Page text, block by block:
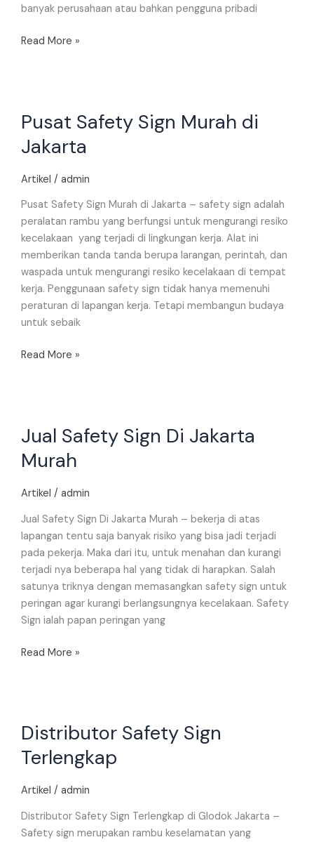
banyak perusahaan atau bahkan pengguna pribadi
Read More »
Pusat Safety Sign Murah di
Jakarta
Artikel / admin
Pusat Safety Sign Murah di Jakarta – safety sign adalah
peralatan rambu yang berfungsi untuk mengurangi resiko
kecelakaan yang terjadi di lingkungan kerja. Alat ini
memberikan tanda tanda berupa larangan, perintah, dan
waspada untuk mengurangi resiko kecelakaan di tempat
kerja. Penggunaan safety sign tidak hanya memenuhi
peraturan di lapangan kerja. Tetapi membangun budaya
untuk sebaik
Safety
Murah
Jakarta
Read More »
Jual Safety Sign Di Jakarta
Murah
Artikel / admin
Jual Safety Sign Di Jakarta Murah – bekerja di atas
lapangan tentu saja banyak risiko yang bisa jadi terjadi
pada pekerja. Maka dari itu, untuk menahan dan kurangi
terjadi nya beberapa hal yang tidak di harapkan. Salah
satunya triknya dengan memasangkan safety sign untuk
peringan agar kurangi berlangsungnya kecelakaan. Safety
Sign ialah papan peringan yang
Safety
Di
Murah
Read More »
Distributor Safety Sign
Terlengkap
Artikel / admin
Distributor Safety Sign Terlengkap di Glodok Jakarta –
Safety sign merupakan rambu keselamatan yang
Safety
Terlengkap